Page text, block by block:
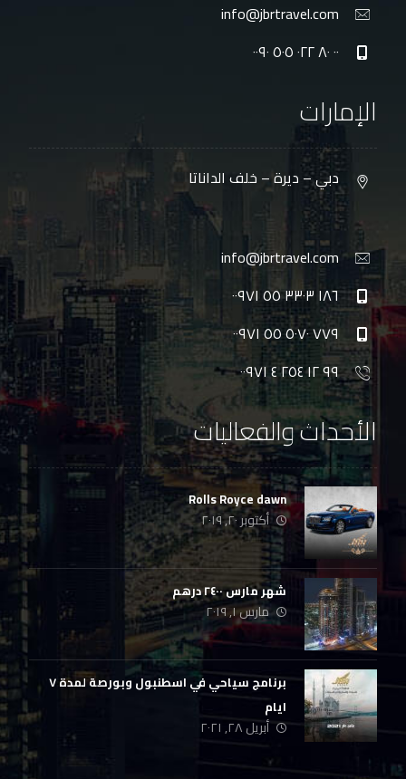
info@jbrtravel.com
٠٠ ٨٠ ٠٢٢ ٥٠٥ ٠٠٩٠
الإمارات
دبي – ديرة – خلف الداناتا
info@jbrtravel.com
١٨٦ ٣٣٠٣ ٥٥ ٠٠٩٧١
٧٧٩ ٥٠٧٠ ٥٥ ٠٠٩٧١
٩٩ ١٢ ٢٥٤ ٤ ٠٠٩٧١
الأحداث والفعاليات
Rolls Royce dawn
أكتوبر ٢٠, ٢٠١٩
شهر مارس ٢٤٠٠ درهم
مارس ١, ٢٠١٩
برنامج سياحي في اسطنبول وبورصة لمدة ٧
ايام
أبريل ٢٨, ٢٠٢١